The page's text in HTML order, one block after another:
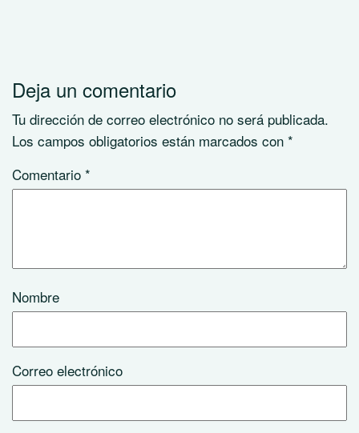
Deja un comentario
Tu dirección de correo electrónico no será publicada.
Los campos obligatorios están marcados con *
Comentario *
Nombre
Correo electrónico